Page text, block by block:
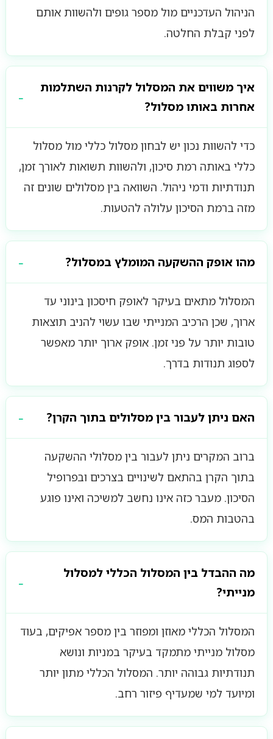
הניהול העדכניים מול מספר גופים ולהשוות אותם
לפני קבלת החלטה.
איך משווים את המסלול לקרנות השתלמות
אחרות באותו מסלול?
כדי להשוות נכון יש לבחון מסלול כללי מול מסלול
כללי באותה רמת סיכון, ולהשוות תשואות לאורך זמן,
תנודתיות ודמי ניהול. השוואה בין מסלולים שונים זה
מזה ברמת הסיכון עלולה להטעות.
מהו אופק ההשקעה המומלץ במסלול?
המסלול מתאים בעיקר לאופק חיסכון בינוני עד
ארוך, שכן הרכיב המנייתי שבו עשוי להניב תוצאות
טובות יותר על פני זמן. אופק ארוך יותר מאפשר
לספוג תנודות בדרך.
האם ניתן לעבור בין מסלולים בתוך הקרן?
ברוב המקרים ניתן לעבור בין מסלולי ההשקעה
בתוך הקרן בהתאם לשינויים בצרכים ובפרופיל
הסיכון. מעבר כזה אינו נחשב למשיכה ואינו פוגע
בהטבות המס.
מה ההבדל בין המסלול הכללי למסלול
מנייתי?
המסלול הכללי מאוזן ומפוזר בין מספר אפיקים, בעוד
מסלול מנייתי מתמקד בעיקר במניות ונושא
תנודתיות גבוהה יותר. המסלול הכללי מתון יותר
ומיועד למי שמעדיף פיזור רחב.